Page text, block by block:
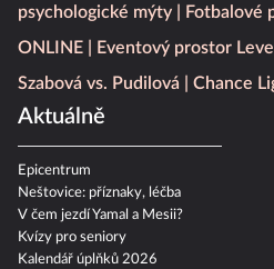
psychologické mýty
Fotbalové
ONLINE
Eventový prostor
Szabová vs. Pudilová
Chance
Aktuálně
Epicentrum
Neštovice: příznaky, léčba
V čem jezdí Yamal a Mesii?
Kvízy pro seniory
Kalendář úplňků 2026